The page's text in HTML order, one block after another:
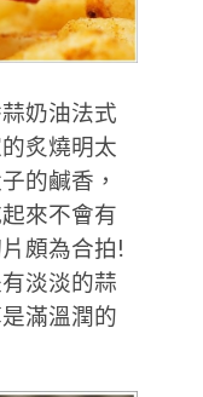
奶油法式
炙燒明太
的鹹香，
來不會有
頗為合拍!
淡淡的蒜
滿溫潤的